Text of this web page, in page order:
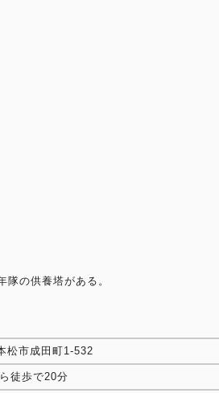
隊の供養塔がある。
松市成田町1-532
徒歩で20分